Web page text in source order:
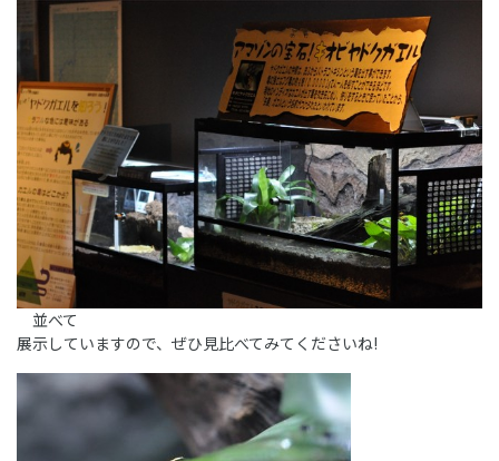
並べて
展示していますので、ぜひ見比べてみてくださいね!